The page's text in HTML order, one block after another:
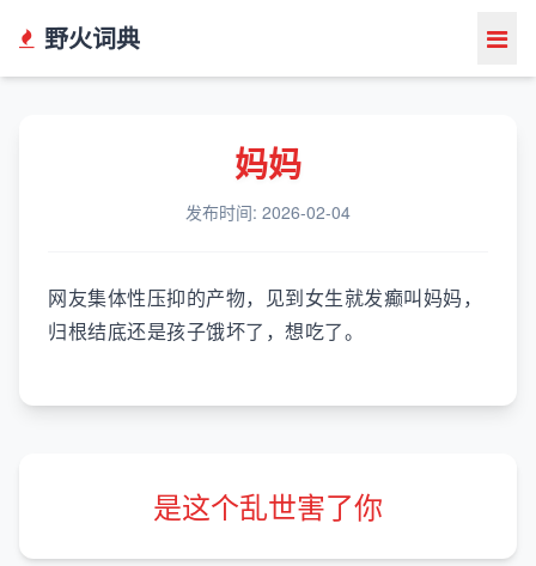
野火词典
妈妈
发布时间: 2026-02-04
网友集体性压抑的产物，见到女生就发癫叫妈妈，
归根结底还是孩子饿坏了，想吃了。
是这个乱世害了你